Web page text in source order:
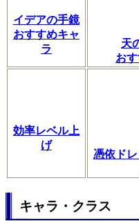
イデアの手鏡
おすすめキャ
ラ
天
お
効率レベル上
げ
憑依ド
キャラ・クラス